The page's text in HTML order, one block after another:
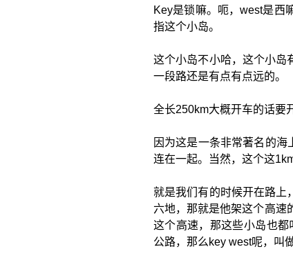
Key是锁嘛。呃，west是西
指这个小岛。
这个小岛不小哈，这个小岛
一段路还是有点有点远的。
全长250km大概开车的话要
因为这是一条非常著名的
连在一起。当然，这个这
就是我们有的时候开在路上
六地，那就是他架这个高速
这个高速，那这些小岛也
公路，那么key west呢，叫